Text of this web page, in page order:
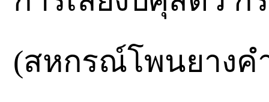
(สหกรณ์โพนยางค